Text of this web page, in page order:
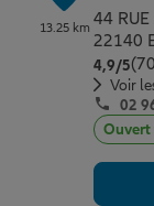
13.25 km 44
22140
4,9/5Note
Voir
02
Ouvert